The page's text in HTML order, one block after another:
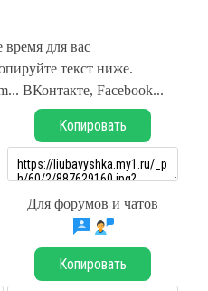
для вас
текст ниже.
ВКонтакте, Facebook...
Копировать
Для форумов и чатов
Копировать